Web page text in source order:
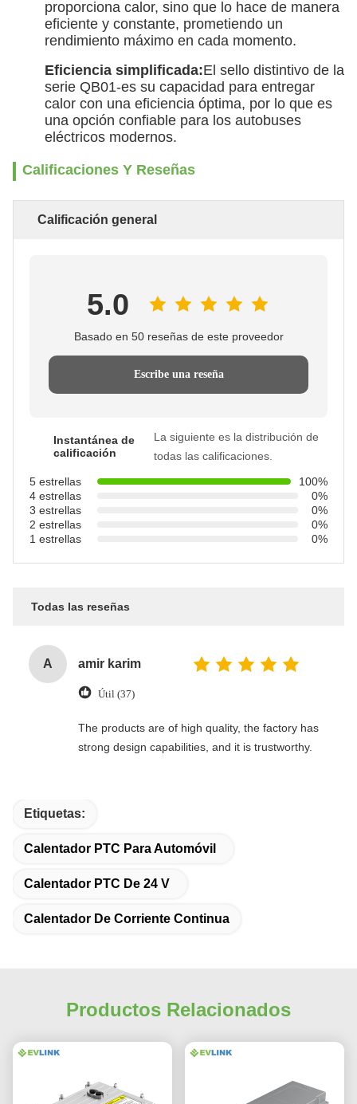
proporciona calor, sino que lo hace de manera
eficiente y constante, prometiendo un
rendimiento máximo en cada momento.
Eficiencia simplificada:El sello distintivo de la
serie QB01-es su capacidad para entregar
calor con una eficiencia óptima, por lo que es
una opción confiable para los autobuses
eléctricos modernos.
Calificaciones Y Reseñas
Calificación general
5.0
Basado en 50 reseñas de este proveedor
Escribe una reseña
Instantánea de
calificación
La siguiente es la distribución de
todas las calificaciones.
5 estrellas
100%
4 estrellas
0%
3 estrellas
0%
2 estrellas
0%
1 estrellas
0%
Todas las reseñas
A amir karim
Útil (37)
The products are of high quality, the factory has
strong design capabilities, and it is trustworthy.
Etiquetas:
Calentador PTC Para Automóvil
Calentador PTC De 24 V
Calentador De Corriente Continua
Productos Relacionados